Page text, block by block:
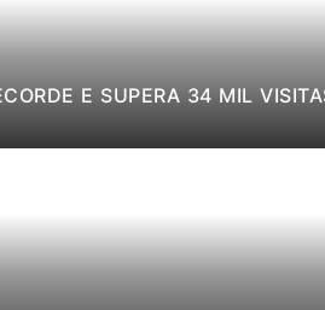
E SUPERA 34 MIL